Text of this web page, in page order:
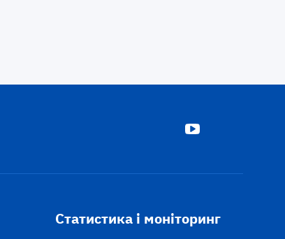
Статистика і моніторинг